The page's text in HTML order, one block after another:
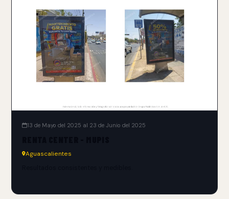
13 de Mayo del 2025 al 23 de Junio del 2025
Aguascalientes